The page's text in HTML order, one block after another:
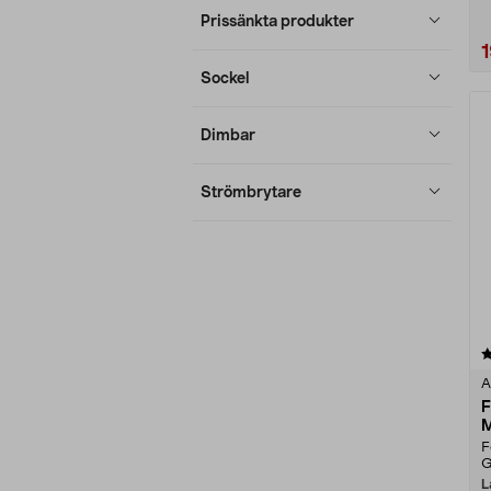
Prissänkta produkter
Sockel
Dimbar
Strömbrytare